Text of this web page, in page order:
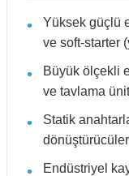
Yüksek güçlü
ve soft-starter
Büyük ölçekli
ve tavlama
Statik
Endüstriyel